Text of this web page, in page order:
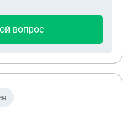
ли меня. Такой
если нет, то что мне
вопрос